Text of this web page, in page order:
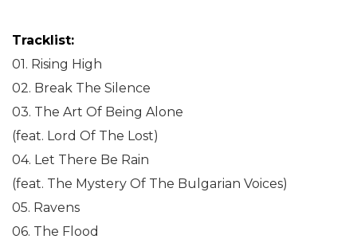
Tracklist:
01. Rising High
02. Break The Silence
03. The Art Of Being Alone
(feat. Lord Of The Lost)
04. Let There Be Rain
(feat. The Mystery Of The Bulgarian Voices)
05. Ravens
06. The Flood